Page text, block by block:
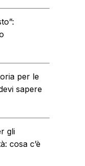
per le
sapere
gli
cosa c’è